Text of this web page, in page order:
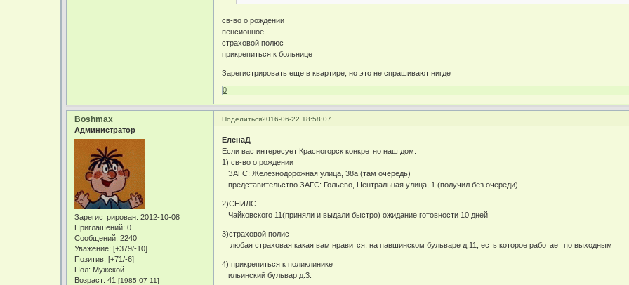
св-во о рождении
пенсионное
страховой полюс
прикрепиться к больнице
Зарегистрировать еще в квартире, но это не спрашивают нигде
0
Поделиться2016-06-22 18:58:07
Boshmax
Администратор
Зарегистрирован: 2012-10-08
Приглашений: 0
Сообщений: 2240
Уважение: [+379/-10]
Позитив: [+71/-6]
Пол: Мужской
Возраст: 41[1985-07-11]
ЕленаД
Если вас интересует Красногорск конкретно наш дом:
1) св-во о рождении
ЗАГС: Железнодорожная улица, 38а (там очередь)
представительство ЗАГС: Гольево, Центральная улица, 1 (получил без очереди)
2)СНИЛС
Чайковского 11(приняли и выдали быстро) ожидание готовности 10 дней
3)страховой полис
любая страховая какая вам нравится, на павшинском бульваре д.11, есть которое работает по выходным
4) прикрепиться к поликлинике
ильинский бульвар д.3.